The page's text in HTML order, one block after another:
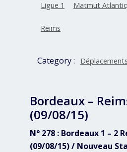
Ligue 1 Matmut
Reims
Category : Déplacements
Bordeaux –
(09/08/15)
N° 278 : Bordeaux 1 – 2
(09/08/15) / Nouveau